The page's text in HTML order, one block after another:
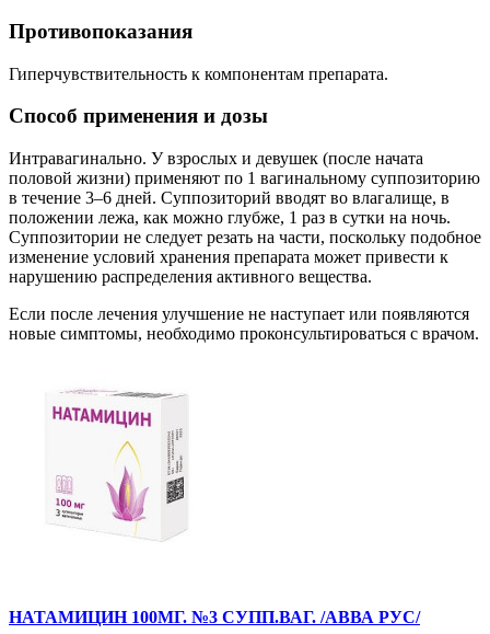
Противопоказания
Гиперчувствительность к компонентам препарата.
Способ применения и дозы
Интравагинально. У взрослых и девушек (после начата
половой жизни) применяют по 1 вагинальному суппозиторию
в течение 3–6 дней. Суппозиторий вводят во влагалище, в
положении лежа, как можно глубже, 1 раз в сутки на ночь.
Суппозитории не следует резать на части, поскольку подобное
изменение условий хранения препарата может привести к
нарушению распределения активного вещества.
Если после лечения улучшение не наступает или появляются
новые симптомы, необходимо проконсультироваться с врачом.
НАТАМИЦИН 100МГ. №3 СУПП.ВАГ. /АВВА РУС/